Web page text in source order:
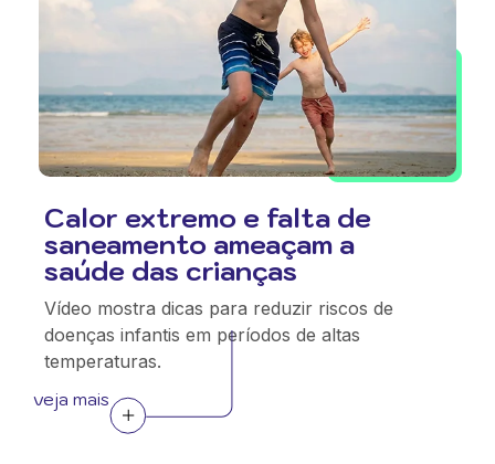
Calor extremo e falta de
saneamento ameaçam a
saúde das crianças
Vídeo mostra dicas para reduzir riscos de
doenças infantis em períodos de altas
temperaturas.
veja mais